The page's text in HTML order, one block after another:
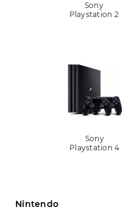
Sony
Playstation 2
Sony
Playstation 4
Nintendo